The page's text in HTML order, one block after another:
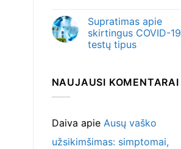
Supratimas apie
skirtingus COVID-19
testų tipus
NAUJAUSI KOMENTARAI
Daiva apie Ausų vaško
užsikimšimas: simptomai,